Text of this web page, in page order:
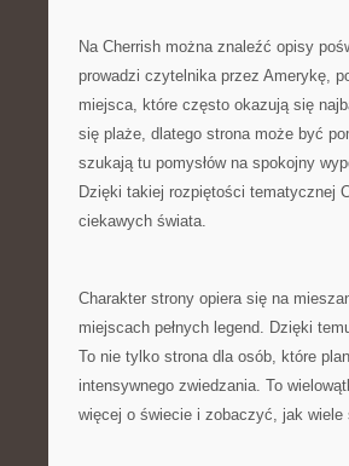
Na Cherrish można znaleźć opisy
prowadzi czytelnika przez Amerykę,
miejsca, które często okazują się
się plaże, dlatego strona może być
szukają tu pomysłów na spokojny
Dzięki takiej rozpiętości tematycznej
ciekawych świata.
Charakter strony opiera się na
miejscach pełnych legend. Dzięki
To nie tylko strona dla osób, które
intensywnego zwiedzania. To
więcej o świecie i zobaczyć, jak